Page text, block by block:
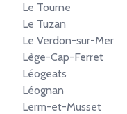
Le Tourne
Le Tuzan
Le Verdon-sur-Mer
Lège-Cap-Ferret
Léogeats
Léognan
Lerm-et-Musset